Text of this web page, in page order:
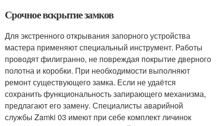
Срочное вскрытие замков
Для экстренного открывания запорного устройства
мастера применяют специальный инструмент. Работы
проводят филигранно, не повреждая покрытие дверного
полотна и коробки. При необходимости выполняют
ремонт существующего замка. Если не удаётся
сохранить функциональность запирающего механизма,
предлагают его замену. Специалисты аварийной
службы Zamki 03 имеют при себе комплект личинок